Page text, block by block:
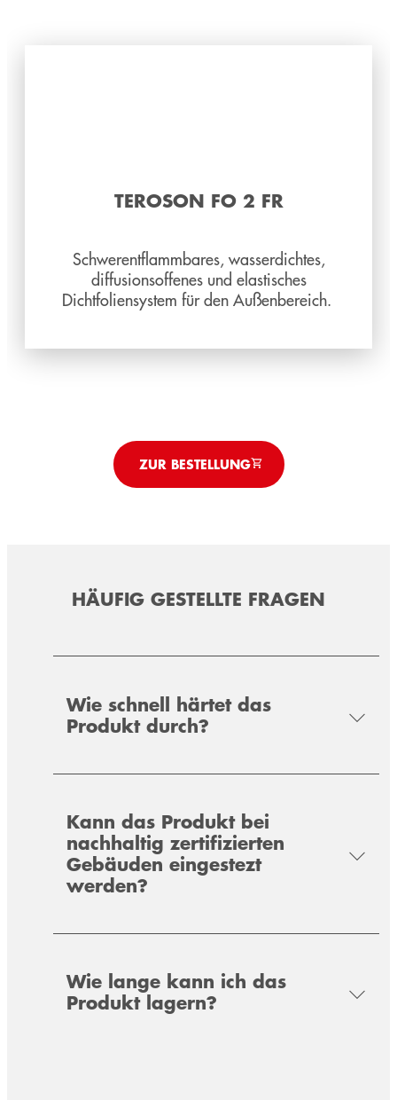
TEROSON FO 2 FR
Schwerentflammbares, wasserdichtes,
diffusionsoffenes und elastisches
Dichtfoliensystem für den Außenbereich.
Überputzbare, diffusionsbremsende und
luftdichte Folie für den Baukörperanschluss.
TEROSON FO 1 SK
Überputzbare, diffusionsoffene und
Vollflächig selbstklebende, wasserdichte und
Spezialabdichtungsfolie für den
von erdberührten Bauteilen gemäß DIN 18533.
ZUR BESTELLUNG
HÄUFIG GESTELLTE FRAGEN
Wie schnell härtet das
Produkt durch?
Kann das Produkt bei
nachhaltig zertifizierten
Gebäuden eingestezt
werden?
Wie lange kann ich das
Produkt lagern?